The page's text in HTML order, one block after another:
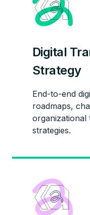
Digital
Strategy
End-to-end
roadmaps,
organizational
strategies.